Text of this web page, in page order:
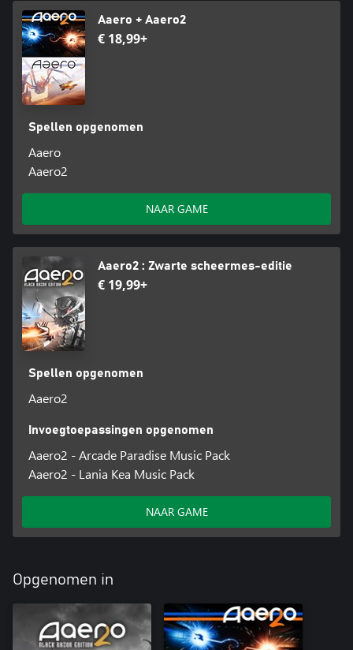
Aaero + Aaero2
€ 18,99+
Spellen opgenomen
Aaero
Aaero2
NAAR GAME
Aaero2 : Zwarte scheermes-editie
€ 19,99+
Spellen opgenomen
Aaero2
Invoegtoepassingen opgenomen
Aaero2 - Arcade Paradise Music Pack
Aaero2 - Lania Kea Music Pack
NAAR GAME
Opgenomen in